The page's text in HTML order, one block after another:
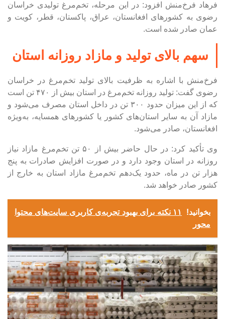
فرهاد فرخ‌منش افزود: در این مرحله، تخم‌مرغ تولیدی خراسان
رضوی به کشور‌های افغانستان، عراق، پاکستان، قطر، کویت و
عمان صادر شده است.
سهم بالای تولید و مازاد روزانه استان
فرخ‌منش با اشاره به ظرفیت بالای تولید تخم‌مرغ در خراسان
رضوی گفت: تولید روزانه تخم‌مرغ در استان بیش از ۴۷۰ تن است
که از این میزان حدود ۳۰۰ تن در داخل استان مصرف می‌شود و
مازاد آن به سایر استان‌های کشور یا کشور‌های همسایه، به‌ویژه
افغانستان، صادر می‌شود.
وی تأکید کرد: در حال حاضر بیش از ۵۰ تن تخم‌مرغ مازاد نیاز
روزانه در استان وجود دارد و در صورت افزایش صادرات به پنج
هزار تن در ماه، حدود یک‌دهم تخم‌مرغ مازاد استان به خارج از
کشور صادر خواهد شد.
بخوانید!
۱۱ نکته برای بهبود تجربه‌ی کاربری سایت‌های محتوا
محور